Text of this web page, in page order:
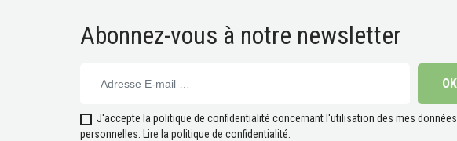
Abonnez-vous à notre newsletter
J'accepte la politique de confidentialité concernant l'utilisation des mes données
personnelles. Lire la politique de confidentialité.